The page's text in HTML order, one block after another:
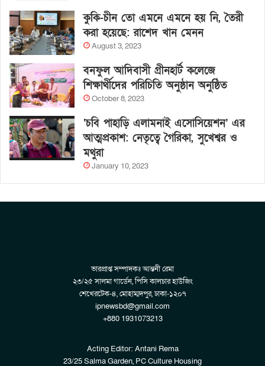
কুকি-চীন তো এমনে এমনে হয় নি, তৈরী
করা হয়েছে: রাশেদ খান মেনন
August 3, 2023
বনফুল আদিবাসী গ্রীনহার্ট কলেজে
শিক্ষার্থীদের পরিচিতি অনুষ্ঠান অনুষ্ঠিত
October 8, 2023
‘চবি পাহাড়ি এলামনাই এসোসিয়েশন’ এর
আত্মপ্রকাশ: নেতৃত্বে গৈরিকা, সুখেশ্বর ও
মথুরা
January 10, 2023
ভারপ্রাপ্ত সম্পাদকঃ আন্তনী রেমা
২৩/২৫ সালমা গার্ডেন, পিসি কালচার হাউজিং
শেখেরটেক-৪, মোহাম্মদপুর, ঢাকা-১২০৭
ipnewsbd@gmail.com
+880 1931073213
Acting Editor: Antani Rema
23/25 Salma Garden, PC Culture Housing